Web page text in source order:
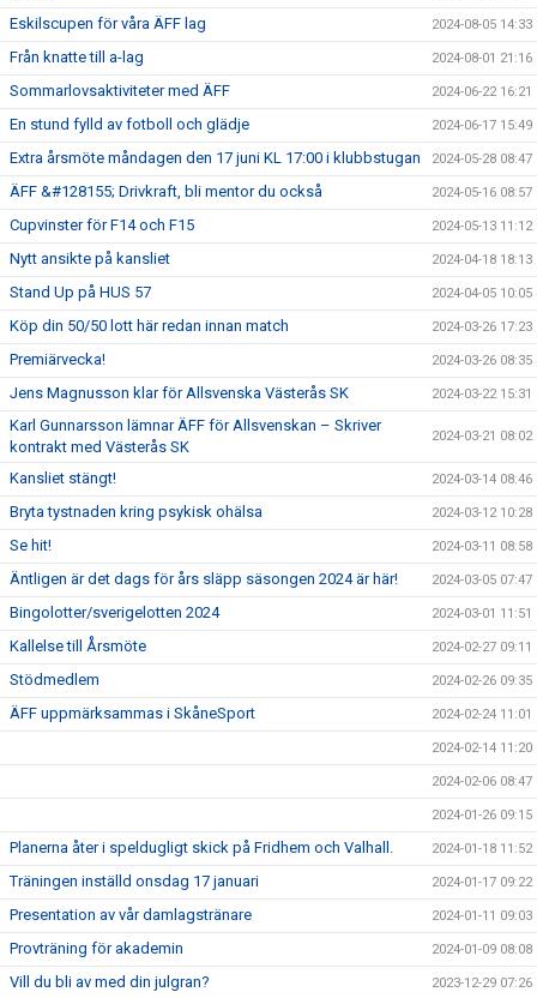
Eskilscupen för våra ÄFF lag 2024-08-05 14:33
Från knatte till a-lag 2024-08-01 21:16
Sommarlovsaktiviteter med ÄFF 2024-06-22 16:21
En stund fylld av fotboll och glädje 2024-06-17 15:49
Extra årsmöte måndagen den 17 juni KL 17:00 i klubbstugan 2024-05-28 08:47
ÄFF &#128155; Drivkraft, bli mentor du också 2024-05-16 08:57
Cupvinster för F14 och F15 2024-05-13 11:12
Nytt ansikte på kansliet 2024-04-18 18:13
Stand Up på HUS 57 2024-04-05 10:05
Köp din 50/50 lott här redan innan match 2024-03-26 17:23
Premiärvecka! 2024-03-26 08:35
Jens Magnusson klar för Allsvenska Västerås SK 2024-03-22 15:31
Karl Gunnarsson lämnar ÄFF för Allsvenskan – Skriver
kontrakt med Västerås SK
2024-03-21 08:02
Kansliet stängt! 2024-03-14 08:46
Bryta tystnaden kring psykisk ohälsa 2024-03-12 10:28
Se hit! 2024-03-11 08:58
Äntligen är det dags för års släpp säsongen 2024 är här! 2024-03-05 07:47
Bingolotter/sverigelotten 2024 2024-03-01 11:51
Kallelse till Årsmöte 2024-02-27 09:11
Stödmedlem 2024-02-26 09:35
ÄFF uppmärksammas i SkåneSport 2024-02-24 11:01
2024-02-14 11:20
2024-02-06 08:47
2024-01-26 09:15
Planerna åter i speldugligt skick på Fridhem och Valhall. 2024-01-18 11:52
Träningen inställd onsdag 17 januari 2024-01-17 09:22
Presentation av vår damlagstränare 2024-01-11 09:03
Provträning för akademin 2024-01-09 08:08
Vill du bli av med din julgran? 2023-12-29 07:26